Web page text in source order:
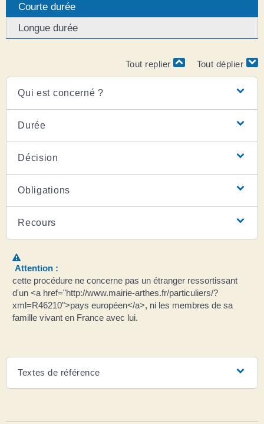
Courte durée
Longue durée
Tout replier Tout déplier
Qui est concerné ?
Durée
Décision
Obligations
Recours
Attention :
cette procédure ne concerne pas un étranger ressortissant
d'un <a href="http://www.mairie-arthes.fr/particuliers/?
xml=R46210">pays européen</a>, ni les membres de sa
famille vivant en France avec lui.
Textes de référence